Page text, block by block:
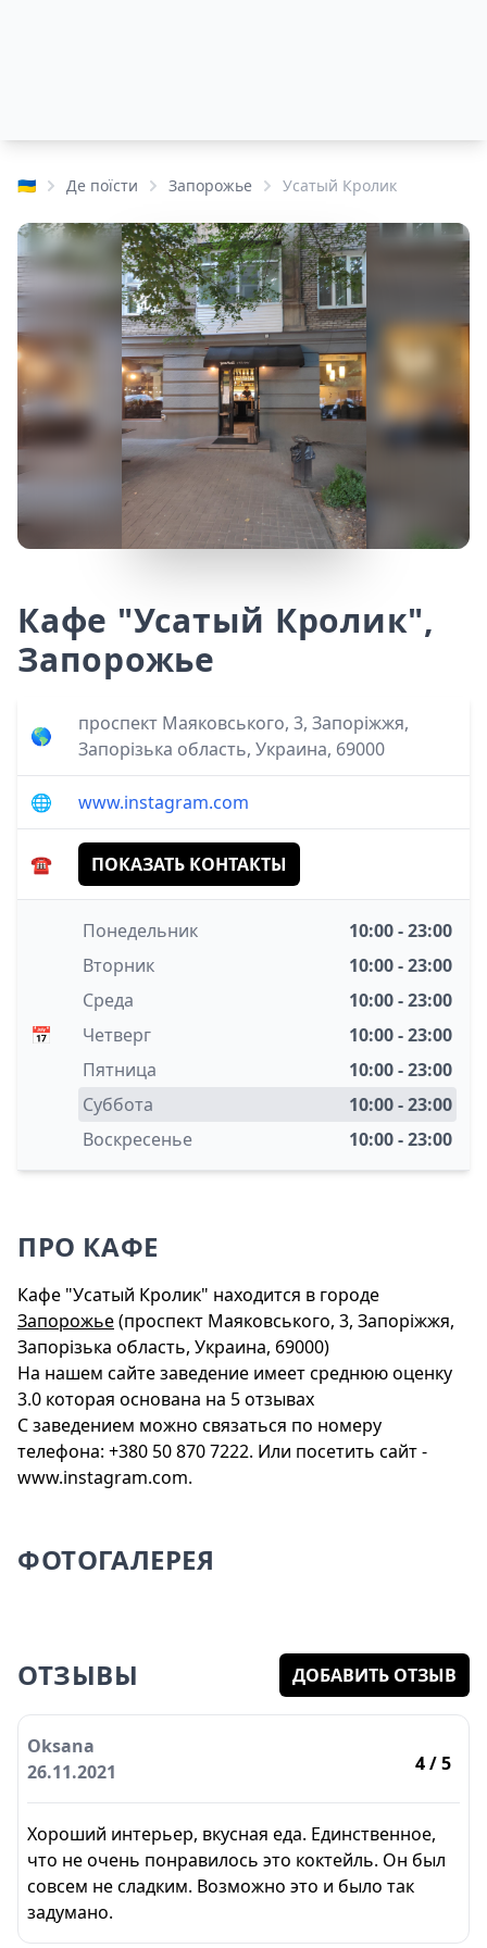
🇺🇦 Де поїсти Запорожье Усатый Кролик
Кафе "Усатый Кролик",
Запорожье
🌎
проспект Маяковського, 3, Запоріжжя,
Запорізька область, Украина, 69000
🌐 www.instagram.com
☎️ ПОКАЗАТЬ КОНТАКТЫ
📅
Понедельник
10:00 - 23:00
Вторник
10:00 - 23:00
Среда
10:00 - 23:00
Четверг
10:00 - 23:00
Пятница
10:00 - 23:00
Суббота
10:00 - 23:00
Воскресенье
10:00 - 23:00
ПРО КАФЕ
Кафе "Усатый Кролик" находится в городе
Запорожье(проспект Маяковського, 3, Запоріжжя,
Запорізька область, Украина, 69000)
На нашем сайте заведение имеет среднюю оценку
3.0 которая основана на 5 отзывах
С заведением можно связаться по номеру
телефона: +380 50 870 7222. Или посетить сайт -
www.instagram.com.
ФОТОГАЛЕРЕЯ
ОТЗЫВЫ ДОБАВИТЬ ОТЗЫВ
Oksana
26.11.2021
4/ 5
Хороший интерьер, вкусная еда. Единственное,
что не очень понравилось это коктейль. Он был
совсем не сладким. Возможно это и было так
задумано.